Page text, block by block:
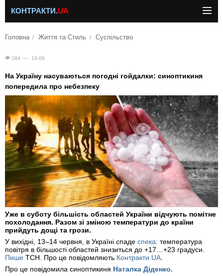
КОНТРАКТИ.UA
Головна Життя та Стиль Суспільство
284 — 13.06
На Україну насуваються погодні гойдалки: синоптикиня
попередила про небезпеку
Уже в суботу більшість областей України відчують помітне
похолодання. Разом зі зміною температури до країни
прийдуть дощі та грози.
У вихідні, 13–14 червня, в Україні спаде спека: температура
повітря в більшості областей знизиться до +17…+23 градуси.
Пише ТСН. Про це повідомляють Контракти.UA.
Про це повідомила синоптикиня Наталка Діденко.